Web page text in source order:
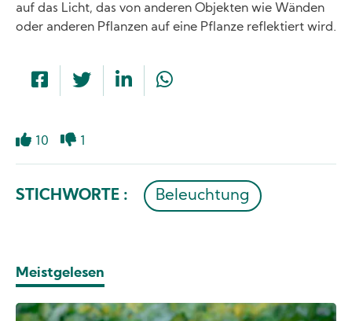
auf das Licht, das von anderen Objekten wie Wänden
oder anderen Pflanzen auf eine Pflanze reflektiert wird.
10
nicht
1
STICHWORTE : Beleuchtung
Meistgelesen